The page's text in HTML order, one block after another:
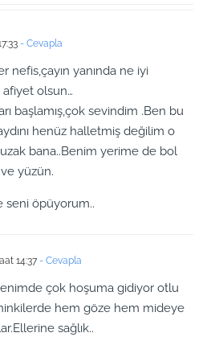
- Cevapla
nefis,çayın yanında ne iyi
afiyet olsun…
başlamış,çok sevindim .Ben bu
henüz halletmiş değilim o
bana..Benim yerime de bol
yüzün.
seni öpüyorum..
14:37- Cevapla
çok hoşuma gidiyor otlu
hem göze hem mideye
sağlık..